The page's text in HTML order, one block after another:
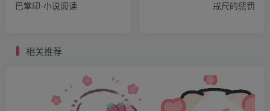
气氛越来越轻松，daddy也越来越温柔，致使我很自然的说
他反应却很大，一下站起来，我立马说，sorry，我说错了，
诉我打多少”，我有些委屈，甚至有些负气，就不能给次机会
吗？他怎么这样！“10秒钟，自己选工具”换来的还是这句，
巴掌印-小说阅读
戒尺的惩罚
相关推荐